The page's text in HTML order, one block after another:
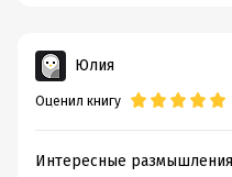
Юлия
Оценил книгу
Интересные